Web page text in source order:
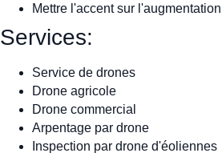
Mettre l'accent sur
Services:
Service de drones
Drone agricole
Drone commercial
Arpentage par drone
Inspection par drone d'éoliennes